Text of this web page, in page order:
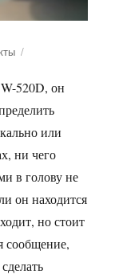
520D, он
или
ни чего
в голову не
он находится
но стоит
сообщение,